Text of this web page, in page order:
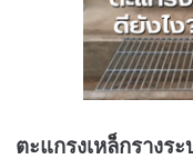
ตะแกรงเหล็กรางร